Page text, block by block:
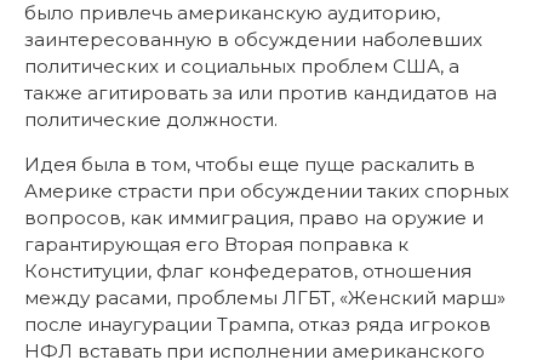
было привлечь американскую аудиторию,
заинтересованную в обсуждении наболевших
политических и социальных проблем США, а
также агитировать за или против кандидатов на
политические должности.
Идея была в том, чтобы еще пуще раскалить в
Америке страсти при обсуждении таких спорных
вопросов, как иммиграция, право на оружие и
гарантирующая его Вторая поправка к
Конституции, флаг конфедератов, отношения
между расами, проблемы ЛГБТ, «Женский марш»
после инаугурации Трампа, отказ ряда игроков
НФЛ вставать при исполнении американского